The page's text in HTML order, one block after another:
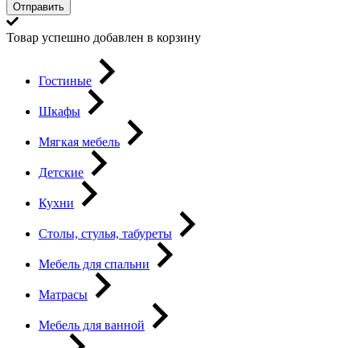
Отправить
Товар успешно добавлен в корзину
Гостиные
Шкафы
Мягкая мебель
Детские
Кухни
Столы, стулья, табуреты
Мебель для спальни
Матрасы
Мебель для ванной